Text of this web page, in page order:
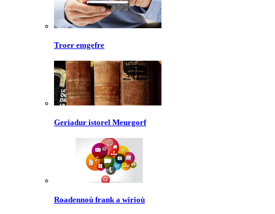
Troer emgefre
Geriadur istorel Meurgorf
Roadennoù frank a wirioù